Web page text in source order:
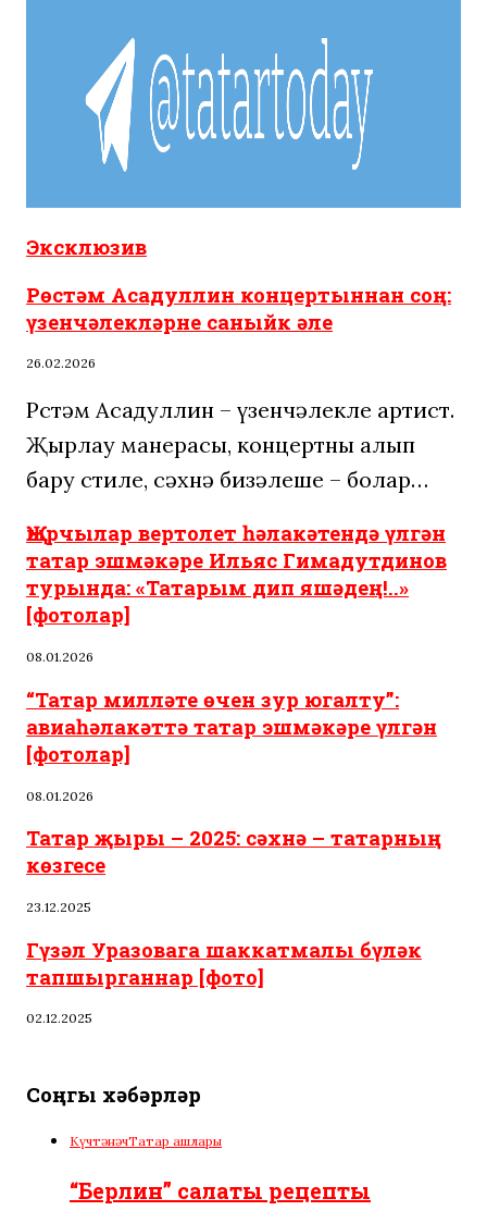
Эксклюзив
Рөстәм Асадуллин концертыннан соң:
үзенчәлекләрне саныйк әле
26.02.2026
Рөстәм Асадуллин – үзенчәлекле артист.
Җырлау манерасы, концертны алып
бару стиле, сәхнә бизәлеше – болар…
Җырчылар вертолет һәлакәтендә үлгән
татар эшмәкәре Ильяc Гимадутдинов
турында: «Татарым дип яшәдең!..»
[фотолар]
08.01.2026
“Татар милләте өчен зур югалту”:
авиаһәлакәттә татар эшмәкәре үлгән
[фотолар]
08.01.2026
Татар җыры – 2025: сәхнә – татарның
көзгесе
23.12.2025
Гүзәл Уразовага шаккатмалы бүләк
тапшырганнар [фото]
02.12.2025
Соңгы хәбәрләр
КүчтәнәчТатар ашлары
“Берлин” салаты рецепты